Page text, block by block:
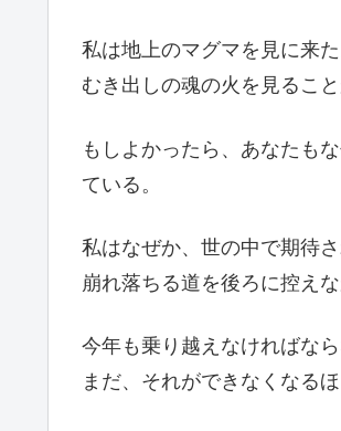
私は地上のマグマを見に来た
むき出しの魂の火を見ること
もしよかったら、あなたも
ている。
私はなぜか、世の中で期待
崩れ落ちる道を後ろに控え
今年も乗り越えなければな
まだ、それができなくなる